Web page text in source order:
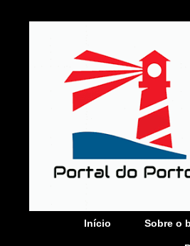
Início Sobre o